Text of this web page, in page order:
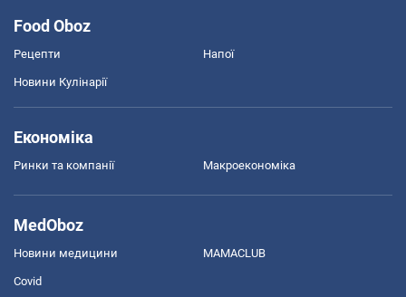
Food Oboz
Рецепти Напої
Новини Кулінарії
Економіка
Ринки та компанії Макроекономіка
MedOboz
Новини медицини MAMACLUB
Covid